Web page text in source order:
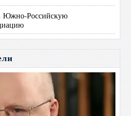
Южно-Российскую